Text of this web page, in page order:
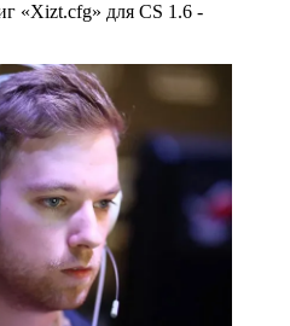
«Xizt.cfg» для CS 1.6 -